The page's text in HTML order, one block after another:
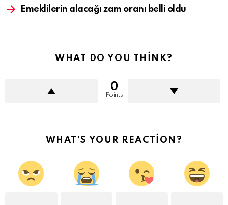
Emeklilerin alacağı zam oranı belli oldu
WHAT DO YOU THINK?
0
Points
WHAT'S YOUR REACTION?